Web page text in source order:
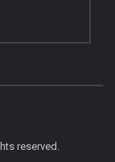
reserved.